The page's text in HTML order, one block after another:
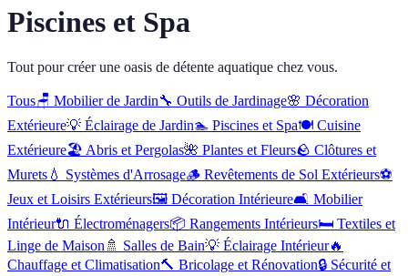
Piscines et Spa
Tout pour créer une oasis de détente aquatique chez vous.
Tous🪑 Mobilier de Jardin🔧 Outils de Jardinage🌸 Décoration
Extérieure💡 Éclairage de Jardin🏊 Piscines et Spa🍽️ Cuisine
Extérieure🏖️ Abris et Pergolas🌺 Plantes et Fleurs🪨 Clôtures et
Murets 💧 Systèmes d'Arrosage🪵 Revêtements de Sol Extérieurs⚽
Jeux et Loisirs Extérieurs🖼️ Décoration Intérieure🛋️ Mobilier
Intérieur🔌 Électroménagers📦 Rangements Intérieurs🛏️ Textiles et
Linge de Maison 🚿 Salles de Bain💡 Éclairage Intérieur🔥
Chauffage et Climatisation🔨 Bricolage et Rénovation🔒 Sécurité et